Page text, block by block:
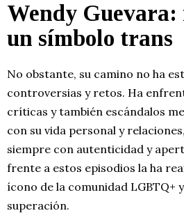
Wendy Guevara:
un símbolo trans
No obstante, su camino no ha
controversias y retos. Ha
críticas y también escándalos
con su vida personal y
siempre con autenticidad y
frente a estos episodios la ha
ícono de la comunidad LGBTQ+
superación.